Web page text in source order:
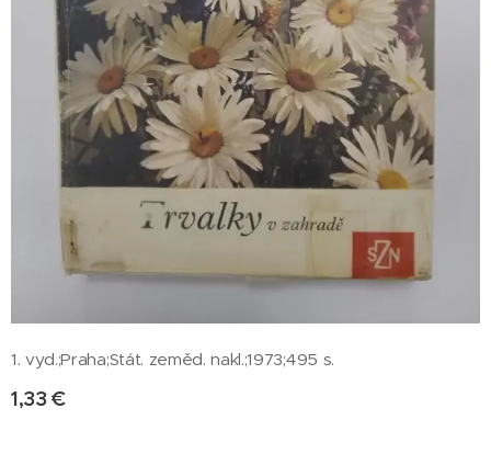
1. vyd.;Praha;Stát. zeměd. nakl.;1973;495 s.
1,33 €